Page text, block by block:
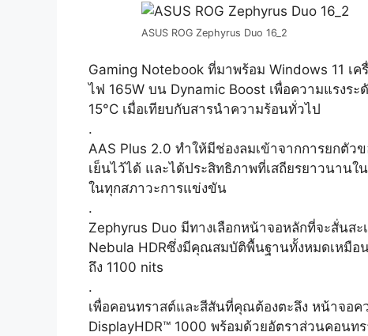
ASUS ROG Zephyrus Duo 16_2
Gaming Notebook ที่มาพร้อม Windows 11 เ
ไฟ 165W บน Dynamic Boost เพื่อความแรงร
15°C เมื่อเทียบกับสารนำความร้อนทั่วไป
.
AAS Plus 2.0 ทำให้มีช่องลมเข้าจากการยกตัว
เย็นไว้ได้ และได้ประสิทธิภาพที่เสถียรยาวนานใ
ในทุกสภาวะการแข่งขัน
.
Zephyrus Duo มีทางเลือกหน้าจอหลักที่จะสั่นส
Nebula HDRซึ่งมีคุณสมบัติพื้นฐานทั้งหมดเหมือ
ถึง 1100 nits
.
เพื่อคอนทราสต์และสีสันที่คุณต้องตะลึง หน้าจอคว
DisplayHDR™ 1000 พร้อมด้วยอัตราส่วนคอนท